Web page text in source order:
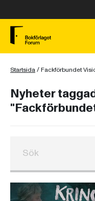
Startsida/Fackförbundet
Nyheter